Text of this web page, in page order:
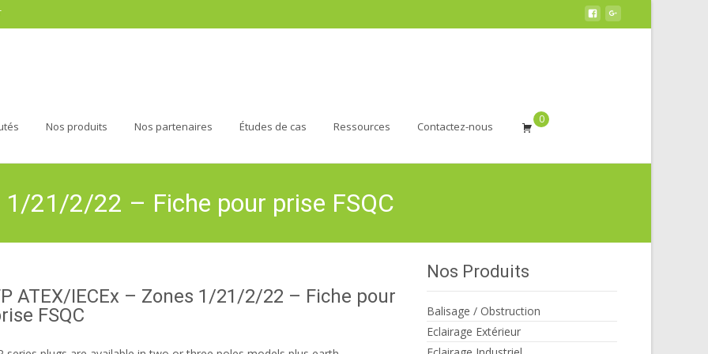
Nos produits Nos partenaires Études de cas Ressources Contactez-nous
0
21/2/22 – Fiche pour prise FSQC
ATEX/IECEx – Zones 1/21/2/22 – Fiche pour
FSQC
Nos Produits
Balisage / Obstruction
Eclairage Extérieur